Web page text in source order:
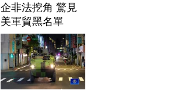
企非法挖角 驚見
美軍貿黑名單